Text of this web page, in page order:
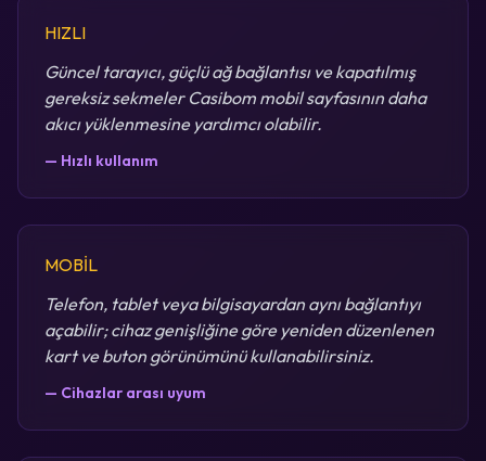
HIZLI
Güncel tarayıcı, güçlü ağ bağlantısı ve kapatılmış
gereksiz sekmeler Casibom mobil sayfasının daha
akıcı yüklenmesine yardımcı olabilir.
— Hızlı kullanım
MOBİL
Telefon, tablet veya bilgisayardan aynı bağlantıyı
açabilir; cihaz genişliğine göre yeniden düzenlenen
kart ve buton görünümünü kullanabilirsiniz.
— Cihazlar arası uyum